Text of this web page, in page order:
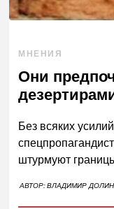
МНЕНИЯ
Они
Без всяких
штурмуют
АВТОР:ВЛАДИМИР ДОЛИН